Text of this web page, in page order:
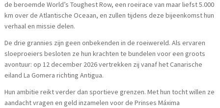
de beroemde World’s Toughest Row, een roeirace van maar liefst 5.000
km over de Atlantische Oceaan, en zullen tijdens deze bijeenkomst hun
verhaal en missie delen.
De drie grannies zijn geen onbekenden in de roeiwereld. Als ervaren
sloeproeiers besloten ze hun krachten te bundelen voor een groots
avontuur: op 12 december 2026 vertrekken zij vanaf het Canarische
eiland La Gomera richting Antigua.
Hun ambitie reikt verder dan sportieve grenzen. Met hun tocht willen ze
aandacht vragen en geld inzamelen voor de Prinses Máxima